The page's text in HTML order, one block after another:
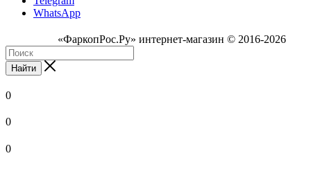
WhatsApp
«ФаркопРос.Ру» интернет-магазин © 2016-2026
Найти
0
0
0